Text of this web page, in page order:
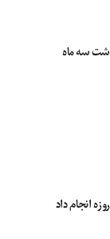
سه ماه